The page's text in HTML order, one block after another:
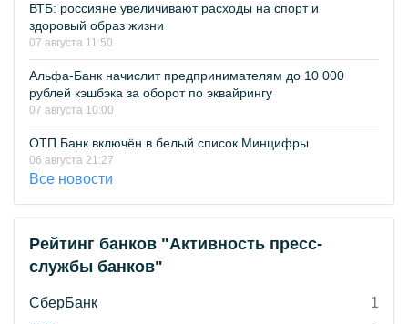
ВТБ: россияне увеличивают расходы на спорт и
здоровый образ жизни
07 августа 11:50
Альфа-Банк начислит предпринимателям до 10 000
рублей кэшбэка за оборот по эквайрингу
07 августа 10:00
ОТП Банк включён в белый список Минцифры
06 августа 21:27
Все новости
Рейтинг банков "Активность пресс-
службы банков"
СберБанк
1